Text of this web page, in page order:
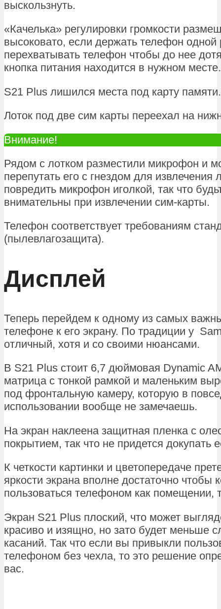
выскользнуть.
«Качелька» регулировки громкости
высоковато, если держать телефон одной
перехватывать телефон чтобы до нее
кнопка питания находится в нужном месте.
S21 Plus лишился места под карту памяти.
Лоток под две сим карты переехал на
Внимание!
Рядом с лотком разместили микрофон и
перепутать его с гнездом для извлечения
повредить микрофон иголкой, так что
внимательны при извлечении сим-карты.
Телефон соответствует требованиям
(пылевлагозащита).
Дисплей
Теперь перейдем к одному из самых
телефоне к его экрану. По традиции у
отличный, хотя и со своими нюансами.
В S21 Plus стоит 6,7 дюймовая Dynamic
матрица с тонкой рамкой и маленьким
под фронтальную камеру, которую в
использовании вообще не замечаешь.
На экран наклеена защитная пленка с
покрытием, так что не придется докупать
К четкости картинки и цветопередаче
яркости экрана вполне достаточно чтобы
пользоваться телефоном как помещении,
Экран S21 Plus плоский, что может
красиво и изящно, но зато будет меньше
касаний. Так что если вы привыкли
телефоном без чехла, то это решение
вас.